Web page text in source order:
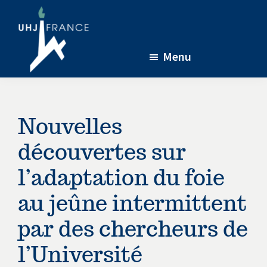
principal
latérale
pageUHJ-
la
recherche
menée
à
l’Université
de
Jérusalem
en
partenariat
Menu
Nouvelles
découvertes sur
l’adaptation du foie
au jeûne intermittent
par des chercheurs de
l’Université